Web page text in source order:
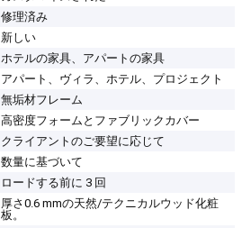
修理済み
新しい
ホテルの家具、アパートの家具
アパート、ヴィラ、ホテル、プロジェクト
無垢材フレーム
高密度フォームとファブリックカバー
クライアントのご要望に応じて
数量に基づいて
ロードする前に 3 回
厚さ0.6 mmの天然/テクニカルウッド化粧
板。